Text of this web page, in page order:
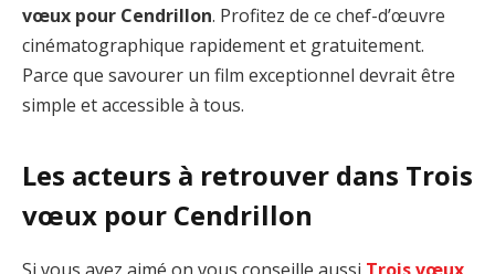
vœux pour Cendrillon. Profitez de ce chef-d’œuvre
cinématographique rapidement et gratuitement.
Parce que savourer un film exceptionnel devrait être
simple et accessible à tous.
Les acteurs à retrouver dans Trois
vœux pour Cendrillon